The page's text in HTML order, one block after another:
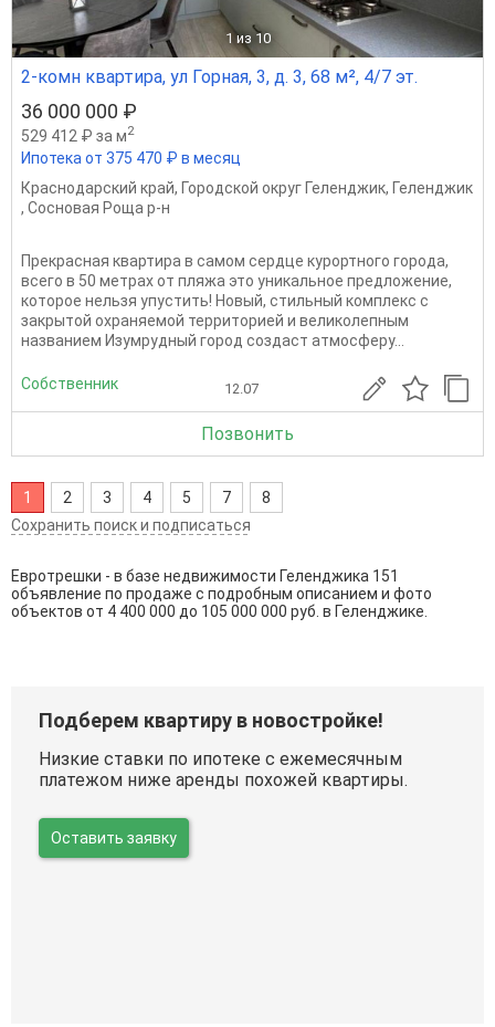
1 из 10
2-комн квартира, ул Горная, 3, д. 3, 68 м², 4/7 эт.
36 000 000 ₽
529 412 ₽ за м2
Ипотека от 375 470 ₽ в месяц
Краснодарский край, Городской округ Геленджик, Геленджик
, Сосновая Роща р-н
Прекрасная квартира в самом сердце курортного города,
всего в 50 метрах от пляжа это уникальное предложение,
которое нельзя упустить! Новый, стильный комплекс с
закрытой охраняемой территорией и великолепным
названием Изумрудный город создаст атмосферу...
Собственник 12.07
Позвонить
1 2 3 4 5 7
8
Сохранить поиск и подписаться
Евротрешки - в базе недвижимости Геленджика 151
объявление по продаже с подробным описанием и фото
объектов от 4 400 000 до 105 000 000 руб. в Геленджике.
Подберем квартиру в новостройке!
Низкие ставки по ипотеке с ежемесячным
платежом ниже аренды похожей квартиры.
Оставить заявку